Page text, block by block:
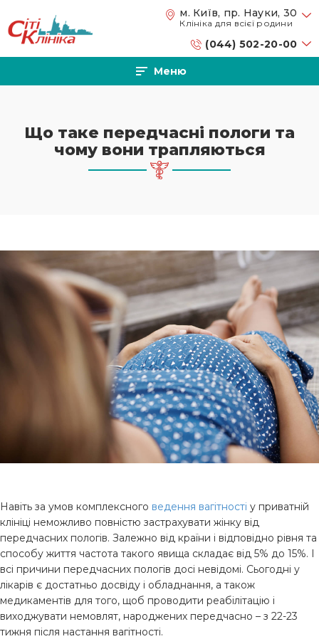
м. Київ, пр. Науки, 30
Клініка для всієї родини
(044) 502-20-00
Меню
Що таке передчасні пологи та
чому вони трапляються
Навіть за умов комплексного ведення вагітності у приватній
клініці неможливо повністю застрахувати жінку від
передчасних пологів. Залежно від країни і відповідно рівня та
способу життя частота такого явища складає від 5% до 15%. І
всі причини передчасних пологів досі невідомі. Сьогодні у
лікарів є достатньо досвіду і обладнання, а також
медикаментів для того, щоб проводити реабілітацію і
виходжувати немовлят, народжених передчасно – з 22-23
тижня після настання вагітності.